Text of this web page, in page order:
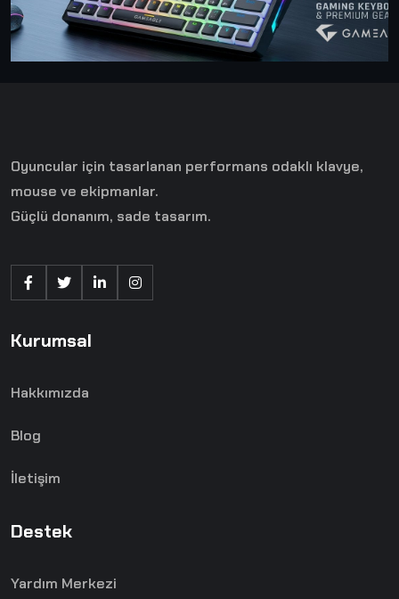
Oyuncular için tasarlanan performans odaklı klavye,
mouse ve ekipmanlar.
Güçlü donanım, sade tasarım.
Kurumsal
Hakkımızda
Blog
İletişim
Destek
Yardım Merkezi